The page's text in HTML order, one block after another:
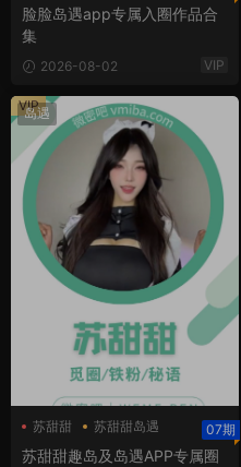
脸脸岛遇app专属入圈作品合
集
2026-08-02 VIP
岛遇
苏甜甜
苏甜甜岛遇
苏甜甜趣岛
07期
苏甜甜趣岛及岛遇APP专属圈
VIP